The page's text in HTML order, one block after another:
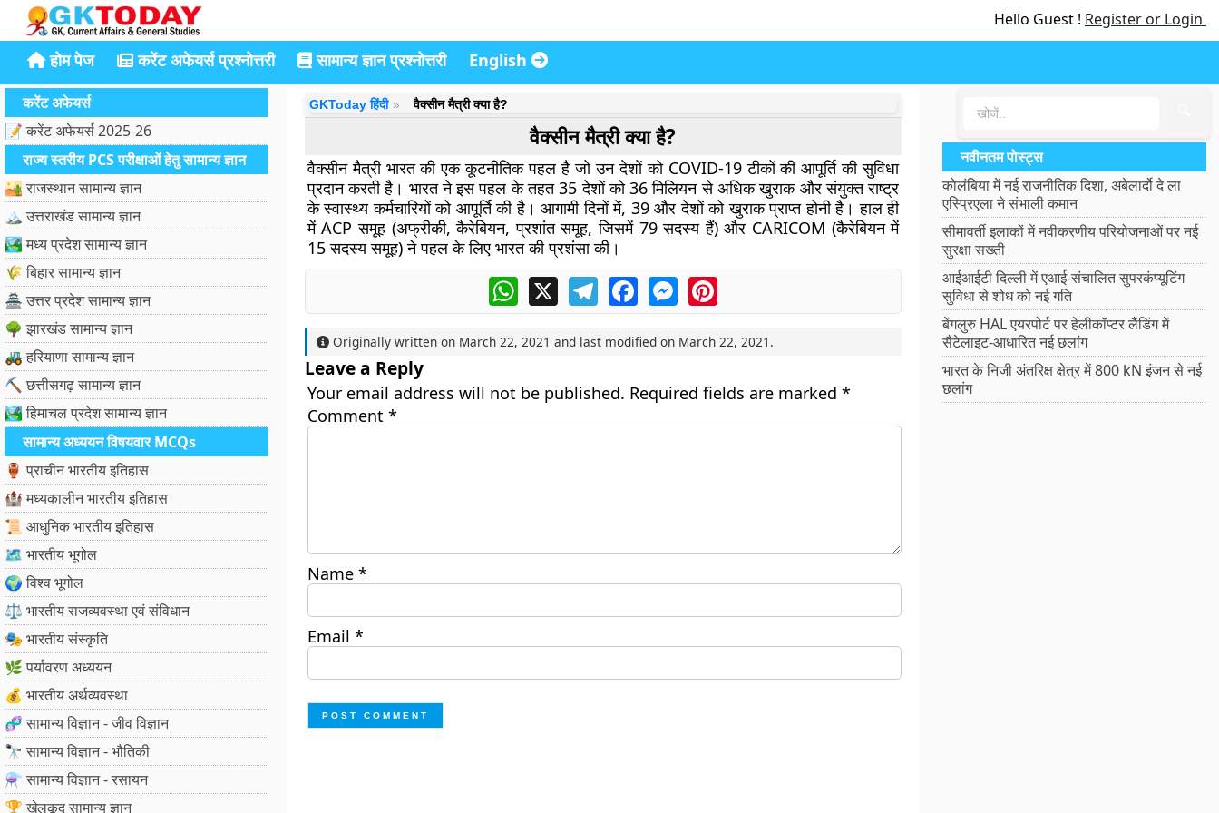
Hello Guest ! Register or Login
होम पेज करेंट अफेयर्स प्रश्नोत्तरी सामान्य ज्ञान प्रश्नोत्तरी English
करेंट अफेयर्स
📝 करेंट अफेयर्स 2025-26
राज्य स्तरीय PCS परीक्षाओं हेतु सामान्य ज्ञान
🏜️ राजस्थान सामान्य ज्ञान
🏔️ उत्तराखंड सामान्य ज्ञान
🏞️ मध्य प्रदेश सामान्य ज्ञान
🌾 बिहार सामान्य ज्ञान
🏯 उत्तर प्रदेश सामान्य ज्ञान
🌳 झारखंड सामान्य ज्ञान
🚜 हरियाणा सामान्य ज्ञान
⛏️ छत्तीसगढ़ सामान्य ज्ञान
🏞️ हिमाचल प्रदेश सामान्य ज्ञान
सामान्य अध्ययन विषयवार MCQs
🏺 प्राचीन भारतीय इतिहास
🏰 मध्यकालीन भारतीय इतिहास
📜 आधुनिक भारतीय इतिहास
🗺️ भारतीय भूगोल
🌍 विश्व भूगोल
⚖️ भारतीय राजव्यवस्था एवं संविधान
🎭 भारतीय संस्कृति
🌿 पर्यावरण अध्ययन
💰 भारतीय अर्थव्यवस्था
🧬 सामान्य विज्ञान - जीव विज्ञान
🔭 सामान्य विज्ञान - भौतिकी
⚗️ सामान्य विज्ञान - रसायन
🏆 खेलकूद सामान्य ज्ञान
GKToday हिंदी वैक्सीन मैत्री क्या है?
वैक्सीन मैत्री क्या है?
वैक्सीन मैत्री भारत की एक कूटनीतिक पहल है जो उन देशों को COVID-19 टीकों की आपूर्ति की सुविधा
प्रदान करती है। भारत ने इस पहल के तहत 35 देशों को 36 मिलियन से अधिक खुराक और संयुक्त राष्ट्र
के स्वास्थ्य कर्मचारियों को आपूर्ति की है। आगामी दिनों में, 39 और देशों को खुराक प्राप्त होनी है। हाल ही
में ACP समूह (अफ्रीकी, कैरेबियन, प्रशांत समूह, जिसमें 79 सदस्य हैं) और CARICOM (कैरेबियन में
15 सदस्य समूह) ने पहल के लिए भारत की प्रशंसा की।
WhatsApp
X TelegramFacebookMessengerPinterest
Originally written on March 22, 2021 and last modified on March 22, 2021 .
Leave a Reply
Your email address will not be published. Required fields are marked *
Comment *
Name *
Email *
नवीनतम पोस्ट्स
कोलंबिया में नई राजनीतिक दिशा, अबेलार्दो दे ला
एस्प्रिएला ने संभाली कमान
सीमावर्ती इलाकों में नवीकरणीय परियोजनाओं पर नई
सुरक्षा सख्ती
आईआईटी दिल्ली में एआई-संचालित सुपरकंप्यूटिंग
सुविधा से शोध को नई गति
बेंगलुरु HAL एयरपोर्ट पर हेलीकॉप्टर लैंडिंग में
सैटेलाइट-आधारित नई छलांग
भारत के निजी अंतरिक्ष क्षेत्र में 800 kN इंजन से नई
छलांग